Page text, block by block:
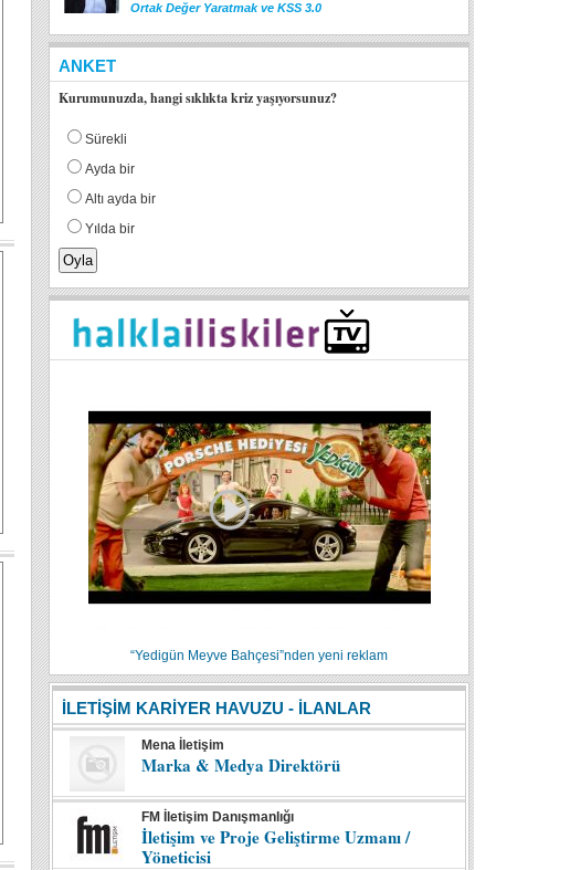
Ortak Değer Yaratmak ve KSS 3.0
ANKET
Kurumunuzda, hangi sıklıkta kriz yaşıyorsunuz?
Sürekli
Ayda bir
Altı ayda bir
Yılda bir
“Yedigün Meyve Bahçesi”nden yeni reklam
İLETİŞİM KARİYER HAVUZU - İLANLAR
Mena İletişim
Marka & Medya Direktörü
FM İletişim Danışmanlığı
İletişim ve Proje Geliştirme Uzmanı /
Yöneticisi